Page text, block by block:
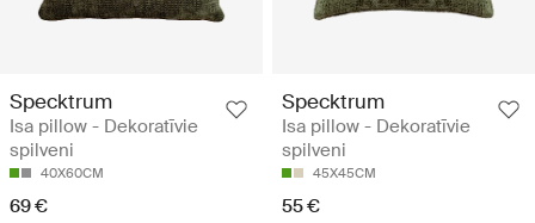
Specktrum
Isa pillow - Dekoratīvie
spilveni
40X60CM
69 €
Specktrum
Isa pillow - Dekoratīvie
spilveni
45X45CM
55 €